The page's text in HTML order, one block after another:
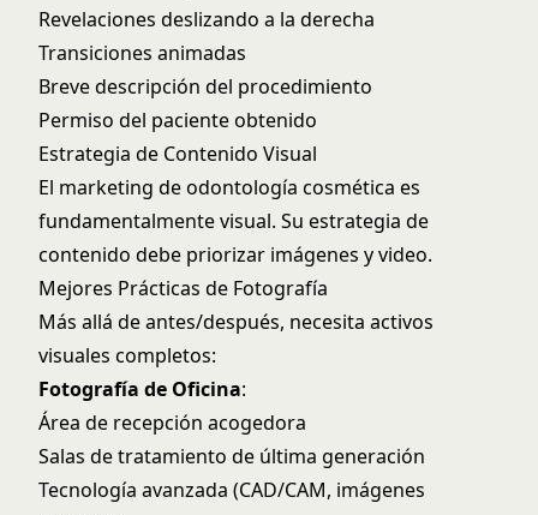
Revelaciones deslizando a la derecha
Transiciones animadas
Breve descripción del procedimiento
Permiso del paciente obtenido
Estrategia de Contenido Visual
El marketing de odontología cosmética es
fundamentalmente visual. Su estrategia de
contenido debe priorizar imágenes y video.
Mejores Prácticas de Fotografía
Más allá de antes/después, necesita activos
visuales completos:
Fotografía de Oficina:
Área de recepción acogedora
Salas de tratamiento de última generación
Tecnología avanzada (CAD/CAM, imágenes